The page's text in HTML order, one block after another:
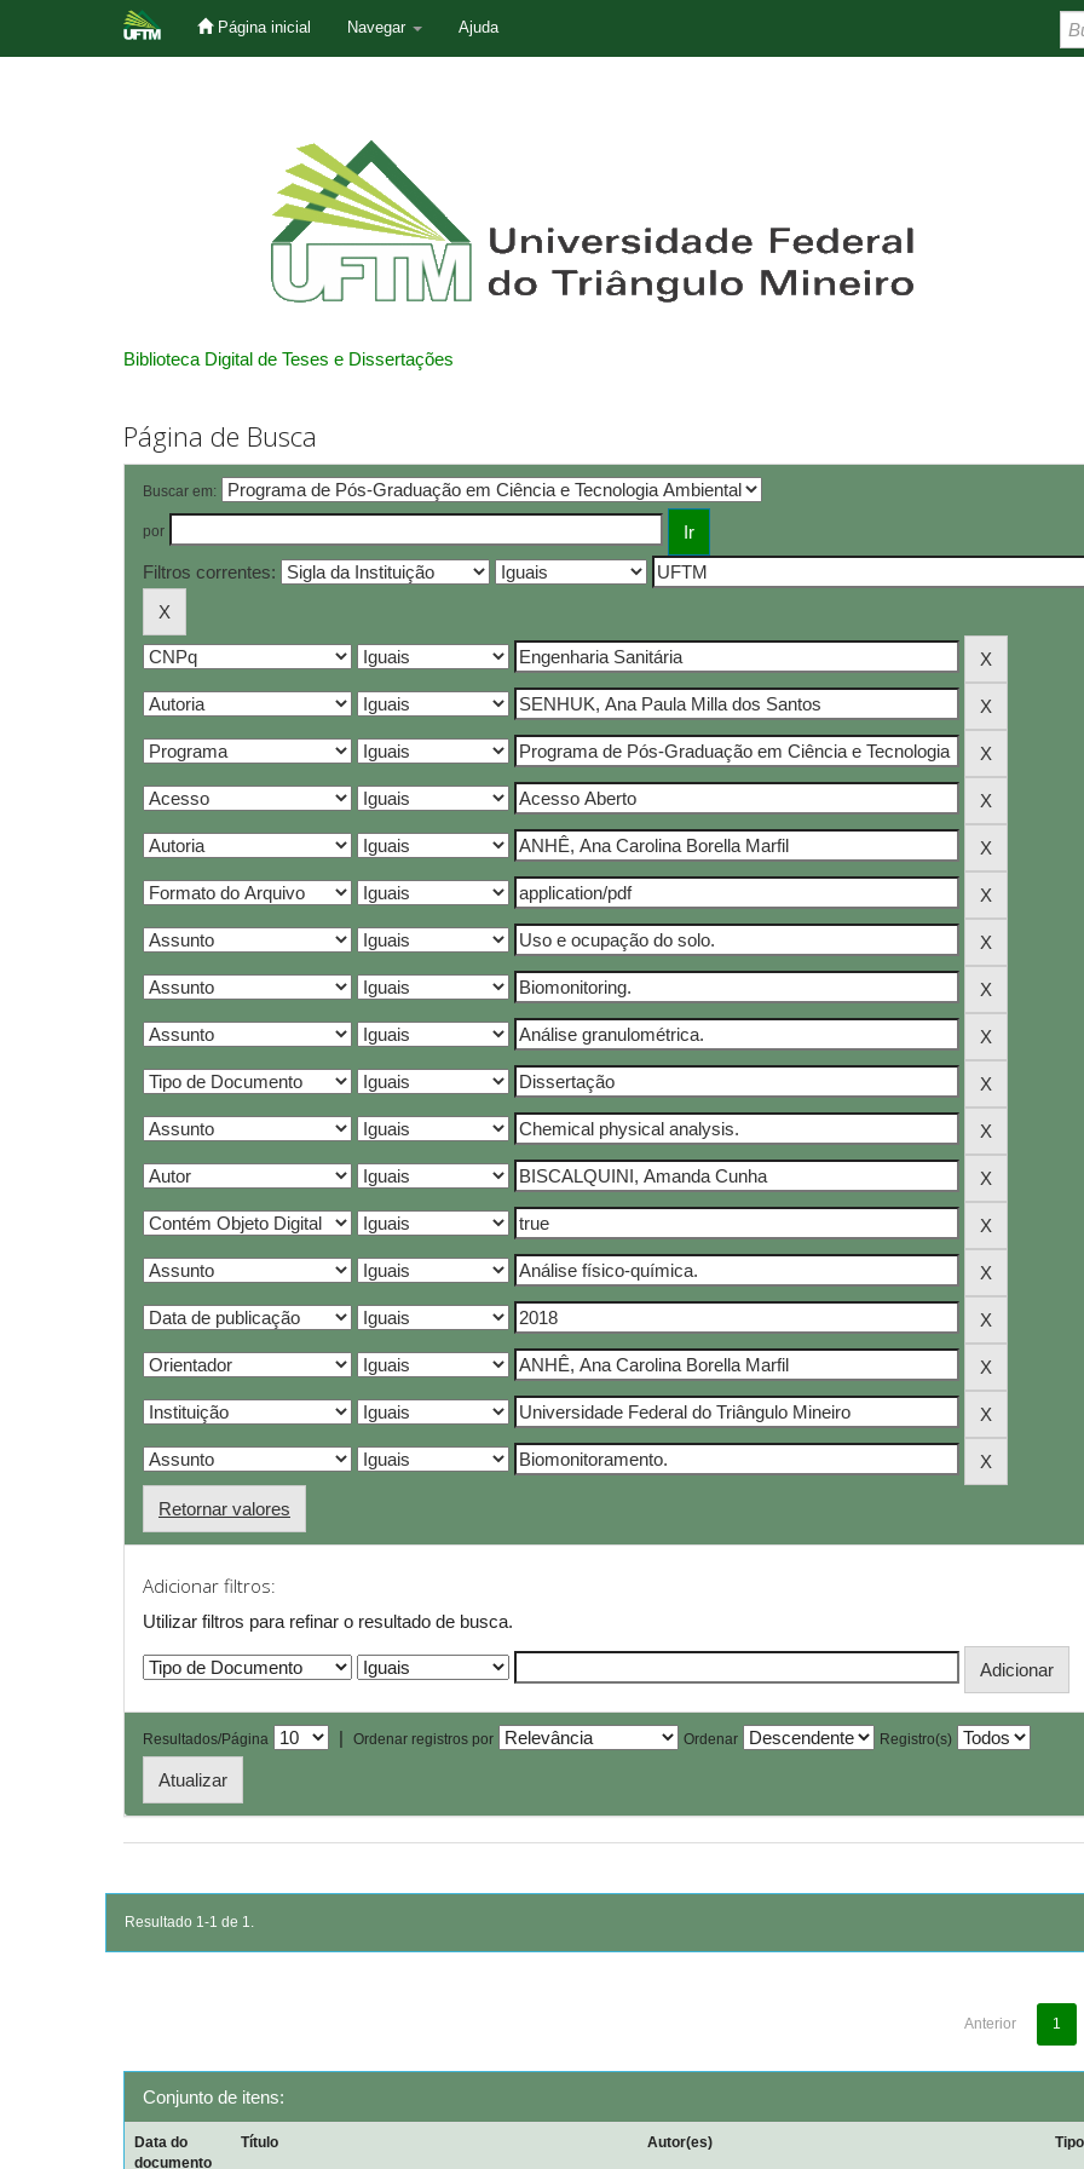
Página inicial Navegar Ajuda
Biblioteca Digital de Teses e Dissertações
Página de Busca
Buscar em:
por
Filtros correntes:
Retornar valores
Adicionar filtros:
Utilizar filtros para refinar o resultado de busca.
Resultados/Página | Ordenar registros por Ordenar Registro(s)
Resultado 1-1 de 1.
Anterior 1
Conjunto de itens:
Data do
documento
Título Autor(es) Tipo